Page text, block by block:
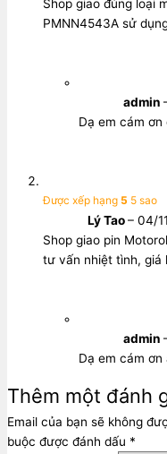
Shop giao đúng loại
PMNN4543A sử
admin
Dạ em cám ơn
Được xếp hạng 5 5 sao
Lý Tao– 04/
Shop giao pin
tư vấn nhiệt tình, giá
admin
Dạ em cám ơn
Thêm một đánh
Email của bạn sẽ không
buộc được đánh dấu *